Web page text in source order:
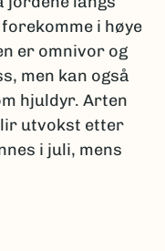
i høye
er omnivor og
men kan også
hjuldyr. Arten
utvokst etter
i juli, mens